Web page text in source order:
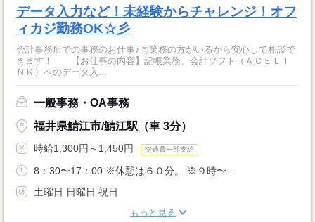
データ入力など！未経験からチャレンジ！オフ
ィカジ勤務OK☆彡
会計事務所での事務のお仕事♪同業務の方がいるから安心して相談で
きます！ 【お仕事の内容】記帳業務、会計ソフト（ＡＣＥＬＩ
ＮＫ）へのデータ入...
一般事務・OA事務
福井県鯖江市/鯖江駅（車 3分）
時給1,300円～1,450円 交通費一部支給
8：30〜17：00 ※休憩は６０分。 ※９時〜...
土曜日 日曜日 祝日
もっと見る